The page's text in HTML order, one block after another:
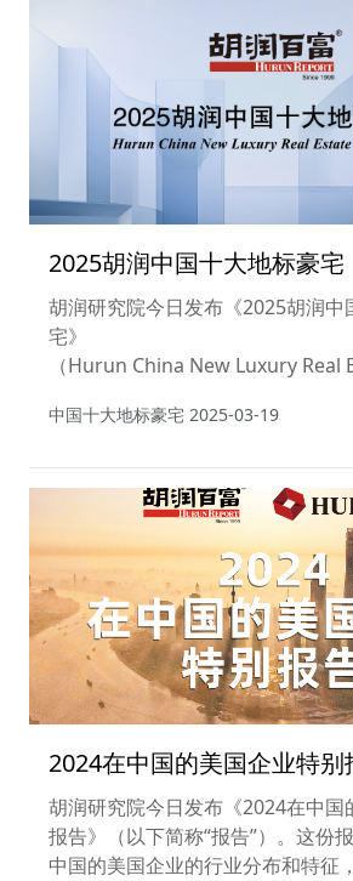
变化。“胡润至尚优品”被广泛认为
品牌的ISO。
2025胡润中国十大地标豪宅
胡润研究院今日发布《2025胡润中
宅》
（Hurun China New Luxury Real
发展态势，精准洞察市场未来趋势
中国十大地标豪宅 2025-03-19
2024在中国的美国企业特别
胡润研究院今日发布《2024在中国
报告》（以下简称“报告”）。这份
中国的美国企业的行业分布和特征